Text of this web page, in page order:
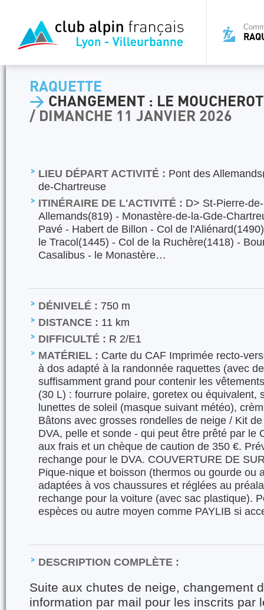
RAQUETTE
> CHANGEMENT : LE
/ DIMANCHE 11 JANVIER 2026
LIEU DÉPART ACTIVITÉ : Pont des
de-Chartreuse
ITINÉRAIRE DE L'ACTIVITÉ : D> St-Pierre-
Allemands(819) - Monastère-de-la-Gde-
Pavé - Habert de Billon - Col de
le Tracol(1445) - Col de la Ruchère(1418) -
Casalibus - le Monastère…
DÉNIVELÉ : 750 m
DISTANCE : 11 km
DIFFICULTÉ : R 2/E1
MATÉRIEL : Carte du CAF Imprimée recto-
à dos adapté à la randonnée raquettes (avec
suffisamment grand pour contenir les
(30 L) : fourrure polaire, goretex ou équivalent,
lunettes de soleil (masque suivant météo),
Bâtons avec grosses rondelles de neige / Kit
DVA, pelle et sonde - qui peut être prêté par le
aux frais et un chèque de caution de 350 €.
rechange pour le DVA. COUVERTURE DE
Pique-nique et boisson (thermos ou gourde ou
adaptées à vos chaussures et réglées au
rechange pour la voiture (avec sac plastique).
espèces ou autre moyen comme PAYLIB si
DESCRIPTION COMPLÈTE :
Suite aux chutes de neige, changement
information par mail pour les inscrits par